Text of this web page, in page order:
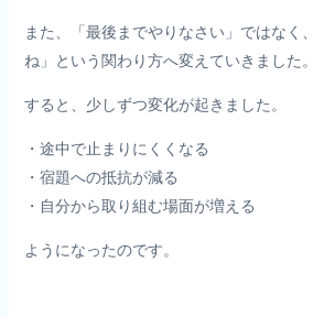
また、「最後までやりなさい」ではなく、
ね」という関わり方へ変えていきました。
すると、少しずつ変化が起きました。
・途中で止まりにくくなる
・宿題への抵抗が減る
・自分から取り組む場面が増える
ようになったのです。